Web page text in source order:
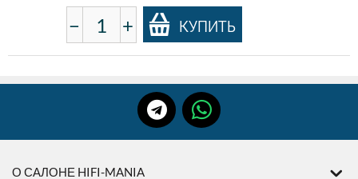
− + КУПИТЬ
О САЛОНЕ HIFI-MANIA